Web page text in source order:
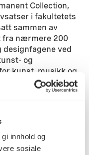
innhold og
sosiale
Collection,
i fakultetets
sammen av
fra nærmere 200
ved
og
kunst, musikk og
gjennomføres
skal være
vil utvikles i nær